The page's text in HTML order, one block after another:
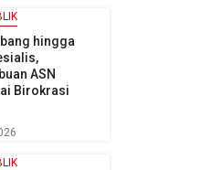
hingga
ASN
Birokrasi